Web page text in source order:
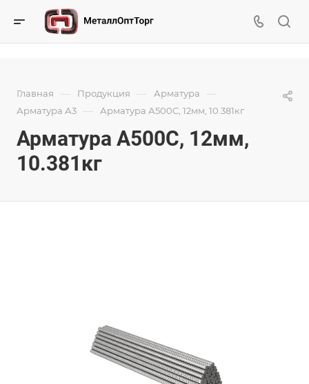
Главная — Продукция — Арматура —
Арматура А3 — Арматура А500С, 12мм, 10.381кг
Арматура А500С, 12мм,
10.381кг